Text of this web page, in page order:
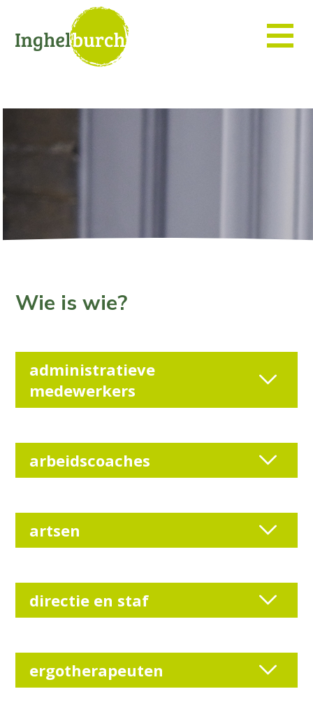
Wie is wie?
administratieve
medewerkers
arbeidscoaches
artsen
directie en staf
ergotherapeuten